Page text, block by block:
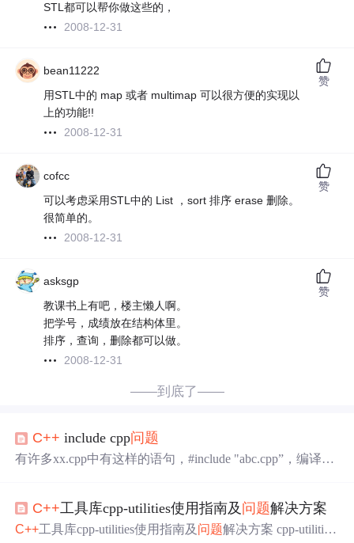
STL都可以帮你做这些的，
2008-12-31
bean11222
用STL中的 map 或者 multimap 可以很方便的实现以
上的功能!!
2008-12-31
赞
cofcc
可以考虑采用STL中的 List ，sort 排序 erase 删除。
很简单的。
2008-12-31
赞
asksgp
教课书上有吧，楼主懒人啊。
把学号，成绩放在结构体里。
排序，查询，删除都可以做。
2008-12-31
赞
——到底了——
C++ include cpp问题
有许多xx.cpp中有这样的语句，#include "abc.cpp”，编译无
C++工具库cpp-utilities使用指南及 问题解决方案
C++工具库cpp-utilities使用指南及 问题解决方案 cpp-utilities